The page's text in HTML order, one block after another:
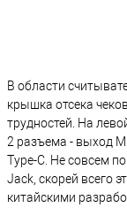
В области
крышка отсека
трудностей. На
2 разъема - выход
Type-C. Не совсем
Jack, скорей всего
китайскими